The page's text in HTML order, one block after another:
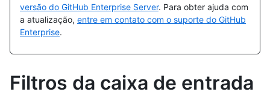
versão do GitHub Enterprise Server. Para obter ajuda com
a atualização, entre em contato com o suporte do GitHub
Enterprise.
Filtros da caixa de entrada